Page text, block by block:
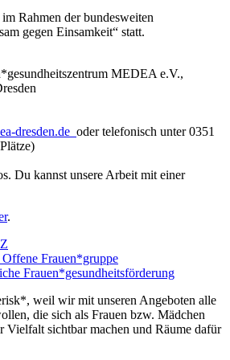
Rahmen der bundesweiten
gegen Einsamkeit“ statt.
MEDEA e.V.,
dresden.de oder telefonisch unter 0351
Du kannst unsere Arbeit mit einer
.
Frauen*gruppe
Frauen*gesundheitsförderung
weil wir mit unseren Angeboten alle
die sich als Frauen bzw. Mädchen
sichtbar machen und Räume dafür